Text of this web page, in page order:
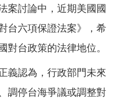
案討論中，近期美國國
台六項保證法案》，希
對台政策的法律地位。
義認為，行政部門未來
調停台海爭議或調整對